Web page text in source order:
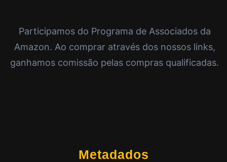
Participamos do Programa de Associados da
Amazon. Ao comprar através dos nossos links,
ganhamos comissão pelas compras qualificadas.
Metadados